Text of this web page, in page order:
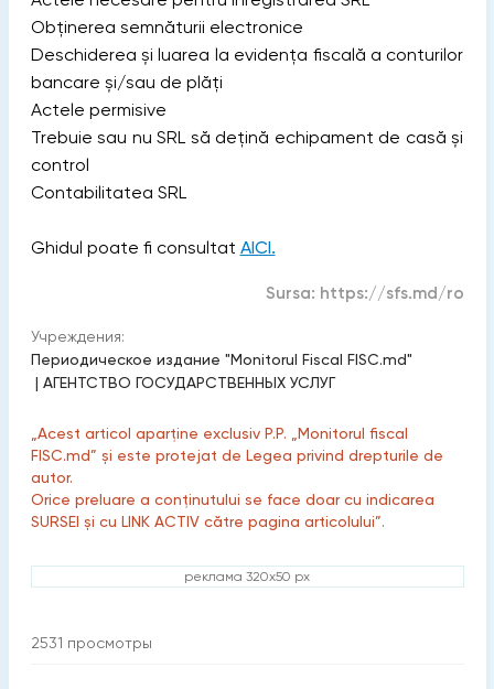
Obținerea semnăturii electronice
Deschiderea și luarea la evidența fiscală a conturilor
bancare și/sau de plăți
Actele permisive
Trebuie sau nu SRL să dețină echipament de casă și
control
Contabilitatea SRL
Ghidul poate fi consultat AICI.
Sursa: https://sfs.md/ro
Учреждения:
Периодическое издание "Monitorul Fiscal FISC.md"
| АГЕНТСТВО ГОСУДАРСТВЕННЫХ УСЛУГ
„Acest articol aparține exclusiv P.P. „Monitorul fiscal
FISC.md” și este protejat de Legea privind drepturile de
autor.
Orice preluare a conținutului se face doar cu indicarea
SURSEI și cu LINK ACTIV către pagina articolului”.
реклама 320x50 px
2531 просмотры